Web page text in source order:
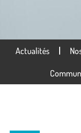
Actualités